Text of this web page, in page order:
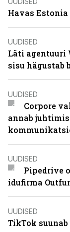
Havas
UUDISED
Läti agentuuri
sisu hägustab
UUDISED
Corpore
annab
UUDISED
Pipedrive
idufirma
UUDISED
TikTok